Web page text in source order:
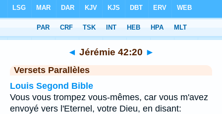
Chapitre 42 > Verset 20
◄ Jérémie 42:20 ►
Versets Parallèles
Louis Segond Bible
Vous vous trompez vous-mêmes, car vous m'avez
envoyé vers l'Eternel, votre Dieu, en disant: